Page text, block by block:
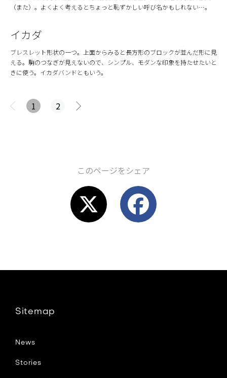
（また）。よくよく考えるとちょっと恥ずかしい呼び名かもしれない…。
イカダ
ブレスレット形状の一つ。上面からみると長方形のブロックが並んだ形に見
える。駒のつなぎが見えないので、シンプル、モダンな印象を持たせたいと
きに使う。イカダバンドともいう。
1 2
次
このページをシェア
F
Sitemap
News
Stories